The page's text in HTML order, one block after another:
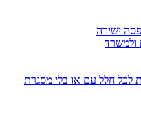
ישירה
ולמשרד
לכל חלל עם או בלי מסגרת